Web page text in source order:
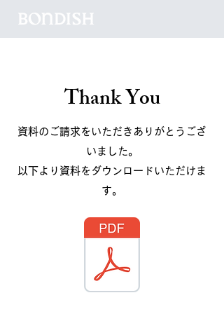
Thank You
資料のご請求をいただきありがとうござ
いました。
以下より資料をダウンロードいただけま
す。